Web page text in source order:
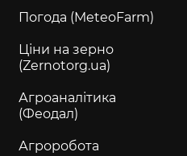
Погода (MeteoFarm)
Ціни на зерно
(Zernotorg.ua)
Агроаналітика
(Феодал)
Агроробота